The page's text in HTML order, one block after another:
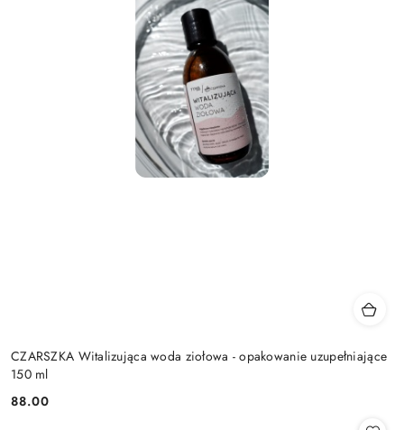
CZARSZKA Witalizująca woda ziołowa - opakowanie uzupełniające
150 ml
Cena:
88.00